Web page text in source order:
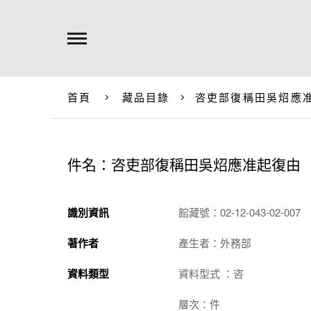
首頁 藏品目錄 咨吏部復稱田吳炤應
件名：咨吏部復稱田吳炤應准起復由
識別資訊 館藏號：02-12-043-02-007
著作者 產生者：外務部
資料類型 資料型式 ：咨
層次：件